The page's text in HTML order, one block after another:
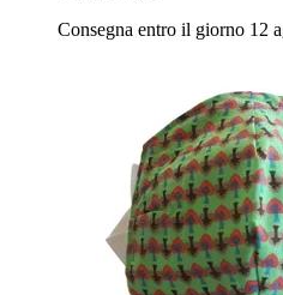
Consegna entro il giorno 12